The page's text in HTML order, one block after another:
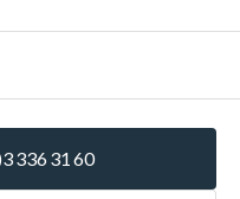
336 31 60